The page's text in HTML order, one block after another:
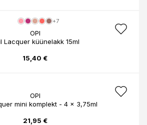
+7
OPI
Lacquer küünelakk 15ml
15,40 €
OPI
mini komplekt - 4 x 3,75ml
21,95 €